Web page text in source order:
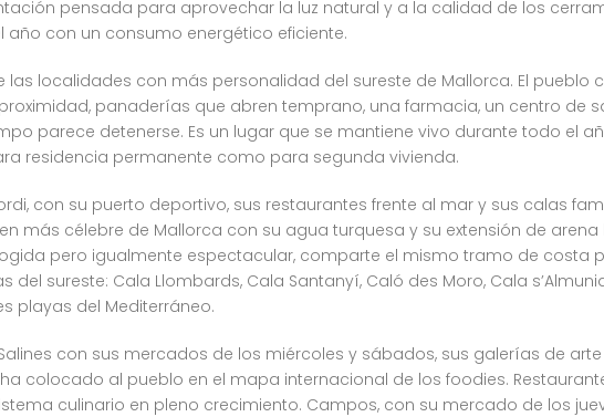
pensada para aprovechar la luz natural y a la calidad de los
con un consumo energético eficiente.
las localidades con más personalidad del sureste de Mallorca. El
panaderías que abren temprano, una farmacia, un centro de
parece detenerse. Es un lugar que se mantiene vivo durante todo el
residencia permanente como para segunda vivienda.
con su puerto deportivo, sus restaurantes frente al mar y sus calas
más célebre de Mallorca con su agua turquesa y su extensión de
pero igualmente espectacular, comparte el mismo tramo de costa
sureste: Cala Llombards, Cala Santanyí, Caló des Moro, Cala
playas del Mediterráneo.
con sus mercados de los miércoles y sábados, sus galerías de
colocado al pueblo en el mapa internacional de los foodies.
culinario en pleno crecimiento. Campos, con su mercado de los